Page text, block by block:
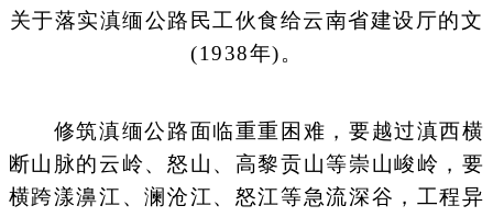
关于落实滇缅公路民工伙食给云南省建设厅的文
(1938年)。
修筑滇缅公路面临重重困难，要越过滇西横
断山脉的云岭、怒山、高黎贡山等崇山峻岭，要
横跨漾濞江、澜沧江、怒江等急流深谷，工程异